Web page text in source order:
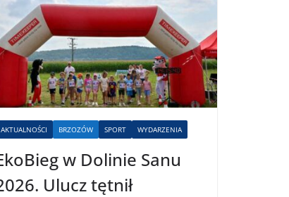
AKTUALNOŚCI BRZOZÓW SPORT WYDARZENIA
w Dolinie Sanu
Ulucz tętnił